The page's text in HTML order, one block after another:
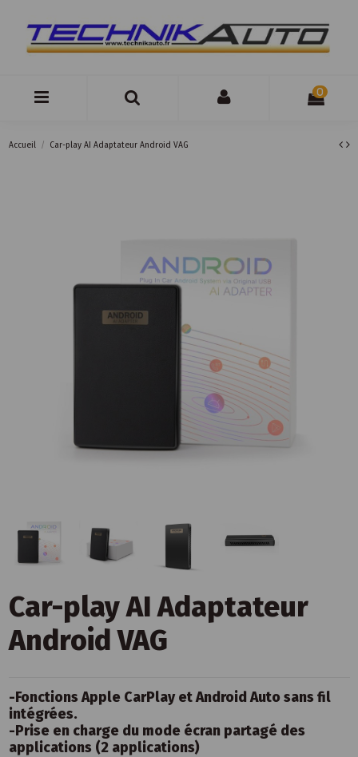
0
Accueil Car-play AI Adaptateur Android VAG
Car-play AI Adaptateur
Android VAG
-Fonctions Apple CarPlay et Android Auto sans fil
intégrées.
-Prise en charge du mode écran partagé des
applications (2 applications)